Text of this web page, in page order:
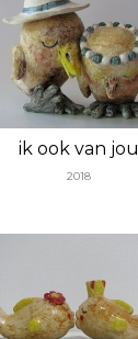
ik ook van jou
2018